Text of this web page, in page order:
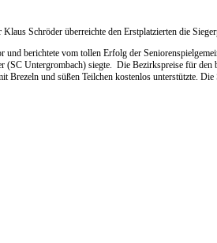
Schröder überreichte den Erstplatzierten die
berichtete vom tollen Erfolg der
Untergrombach) siegte. Die Bezirkspreise für
und süßen Teilchen kostenlos unterstützte.